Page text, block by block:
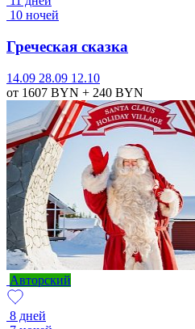
10 ночей
Греческая сказка
14.09 28.09 12.10
от 1607 BYN + 240 BYN
Авторский
8 дней